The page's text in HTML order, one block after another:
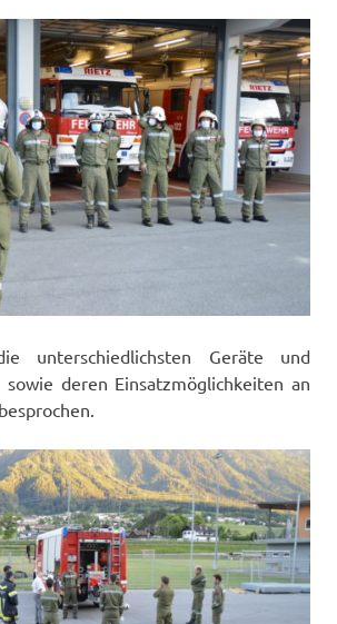
unterschiedlichsten Geräte und
deren Einsatzmöglichkeiten an